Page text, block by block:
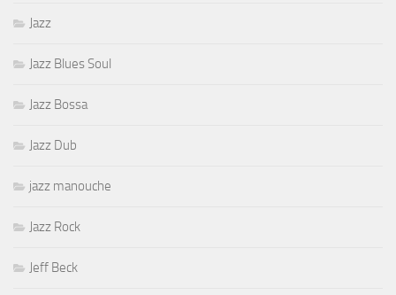
Jazz
Jazz Blues Soul
Jazz Bossa
Jazz Dub
jazz manouche
Jazz Rock
Jeff Beck